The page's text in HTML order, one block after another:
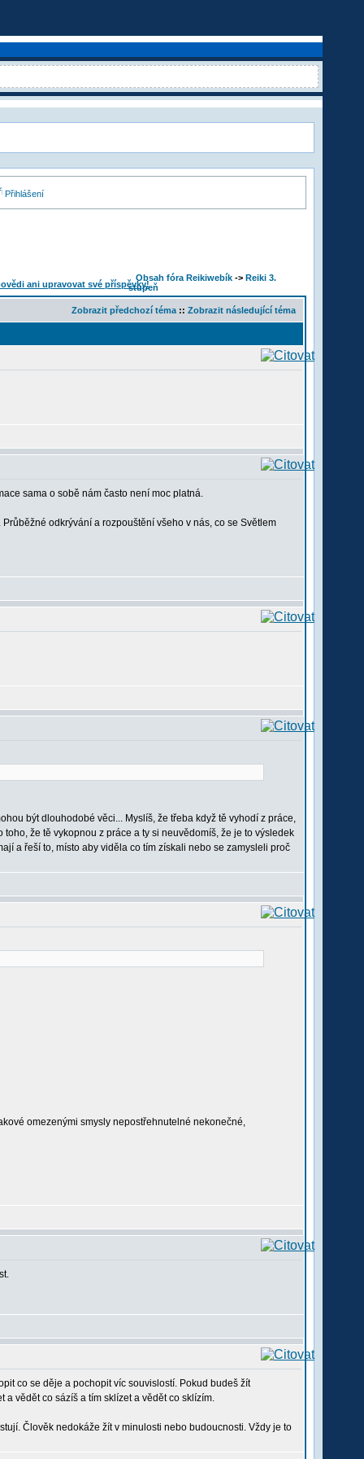
Přihlášení
Obsah fóra Reikiwebík -> Reiki 3.
stupeň
Zobrazit předchozí téma :: Zobrazit následující téma
sama o sobě nám často není moc platná.
odkrývání a rozpouštění všeho v nás, co se Světlem
být dlouhodobé věci... Myslíš, že třeba když tě vyhodí z práce,
že tě vykopnou z práce a ty si neuvědomíš, že je to výsledek
a řeší to, místo aby viděla co tím získali nebo se zamysleli proč
omezenými smysly nepostřehnutelné nekonečné,
co se děje a pochopit víc souvislostí. Pokud budeš žít
vědět co sázíš a tím sklízet a vědět co sklízím.
Člověk nedokáže žít v minulosti nebo budoucnosti. Vždy je to